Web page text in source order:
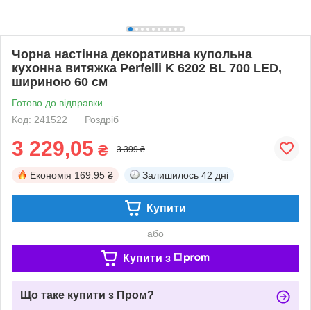
Чорна настінна декоративна купольна
кухонна витяжка Perfelli K 6202 BL 700 LED,
шириною 60 см
Готово до відправки
Код: 241522
Роздріб
3 229,05 ₴ 3 399 ₴
Економія 169.95 ₴ Залишилось 42 дні
Купити
або
Купити з
Що таке купити з Пром?